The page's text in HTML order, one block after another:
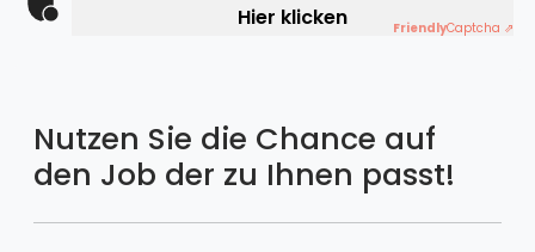
Hier klicken
FriendlyCaptcha ⇗
Nutzen Sie die Chance auf
den Job der zu Ihnen passt!